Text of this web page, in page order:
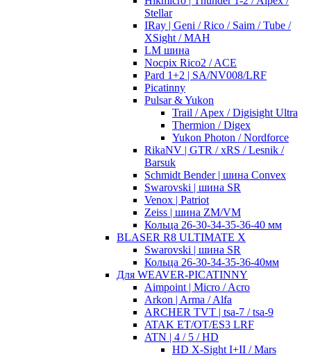
Stellar
IRay | Geni / Rico / Saim / Tube /
XSight / MAH
LM шина
Nocpix Rico2 / ACE
Pard 1+2 | SA/NV008/LRF
Picatinny
Pulsar & Yukon
Trail / Apex / Digisight Ultra
Thermion / Digex
Yukon Photon / Nordforce
RikaNV | GTR / xRS / Lesnik /
Barsuk
Schmidt Bender | шина Convex
Swarovski | шина SR
Venox | Patriot
Zeiss | шина ZM/VM
Кольца 26-30-34-35-36-40 мм
BLASER R8 ULTIMATE X
Swarovski | шина SR
Кольца 26-30-34-35-36-40мм
Для WEAVER-PICATINNY
Aimpoint | Micro / Acro
Arkon | Arma / Alfa
ARCHER TVT | tsa-7 / tsa-9
ATAK ET/OT/ES3 LRF
ATN | 4 / 5 / HD
HD X-Sight I+II / Mars